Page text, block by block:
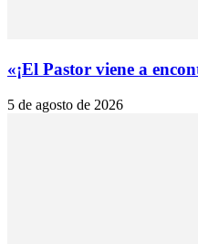
«¡El Pastor viene a
5 de agosto de 2026